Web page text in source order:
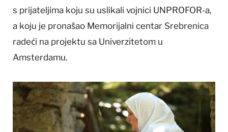
s prijateljima koju su uslikali vojnici UNPROFOR-a,
a koju je pronašao Memorijalni centar Srebrenica
radeći na projektu sa Univerzitetom u
Amsterdamu.